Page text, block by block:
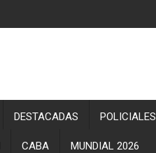
DESTACADAS POLICIALES
CABA MUNDIAL 2026